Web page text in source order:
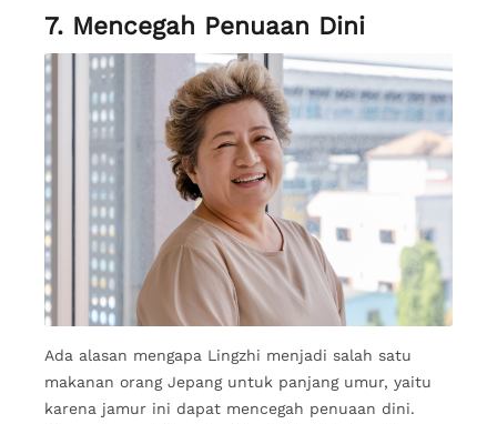
7. Mencegah Penuaan Dini
Ada alasan mengapa Lingzhi menjadi salah satu
makanan orang Jepang untuk panjang umur, yaitu
karena jamur ini dapat mencegah penuaan dini.